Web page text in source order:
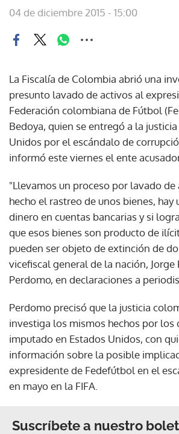
04 de diciembre 2015 - 15:00
La Fiscalía de Colombia abrió una
presunto lavado de activos al
Federación colombiana de Fútbol
Bedoya, quien se entregó a la
Unidos por el escándalo de
informó este viernes el ente
"Llevamos un proceso por lavado de
hecho el rastreo de unos bienes, hay
dinero en cuentas bancarias y si
que esos bienes son producto de
pueden ser objeto de extinción de
vicefiscal general de la nación, Jorge
Perdomo, en declaraciones a
Perdomo precisó que la justicia
investiga los mismos hechos por los
imputado en Estados Unidos, con
información sobre la posible
expresidente de Fedefútbol en el
en mayo en la FIFA.
Suscríbete a nuestro